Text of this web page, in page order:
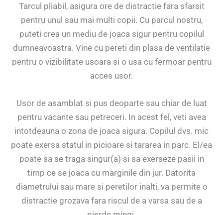
Tarcul pliabil, asigura ore de distractie fara sfarsit
pentru unul sau mai multi copii. Cu parcul nostru,
puteti crea un mediu de joaca sigur pentru copilul
dumneavoastra. Vine cu pereti din plasa de ventilatie
pentru o vizibilitate usoara si o usa cu fermoar pentru
acces usor.
Usor de asamblat si pus deoparte sau chiar de luat
pentru vacante sau petreceri. In acest fel, veti avea
intotdeauna o zona de joaca sigura. Copilul dvs. mic
poate exersa statul in picioare si tararea in parc. El/ea
poate sa se traga singur(a) si sa exerseze pasii in
timp ce se joaca cu marginile din jur. Datorita
diametrului sau mare si peretilor inalti, va permite o
distractie grozava fara riscul de a varsa sau de a